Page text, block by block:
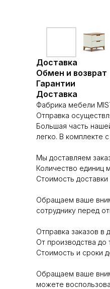
Доставка
Обмен и возврат
Гарантии
Доставка
Фабрика мебели
Отправка
Большая часть
легко. В комплекте
Мы доставляем
Количество единиц
Стоимость
Обращаем ваше
сотруднику перед
Отправка заказов
От производства до
Стоимость и сроки
Обращаем ваше
можете